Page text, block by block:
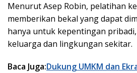
Menurut Asep Robin, pelatihan
memberikan bekal yang dapat
hanya untuk kepentingan
keluarga dan lingkungan sekitar.
Baca Juga:Dukung UMKM dan